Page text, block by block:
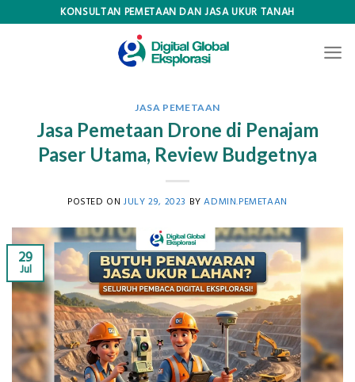
KONSULTAN PEMETAAN DAN JASA UKUR TANAH
JASA PEMETAAN
Jasa Pemetaan Drone di Penajam
Paser Utama, Review Budgetnya
POSTED ONJULY 29, 2023 BYADMIN.PEMETAAN
29
Jul